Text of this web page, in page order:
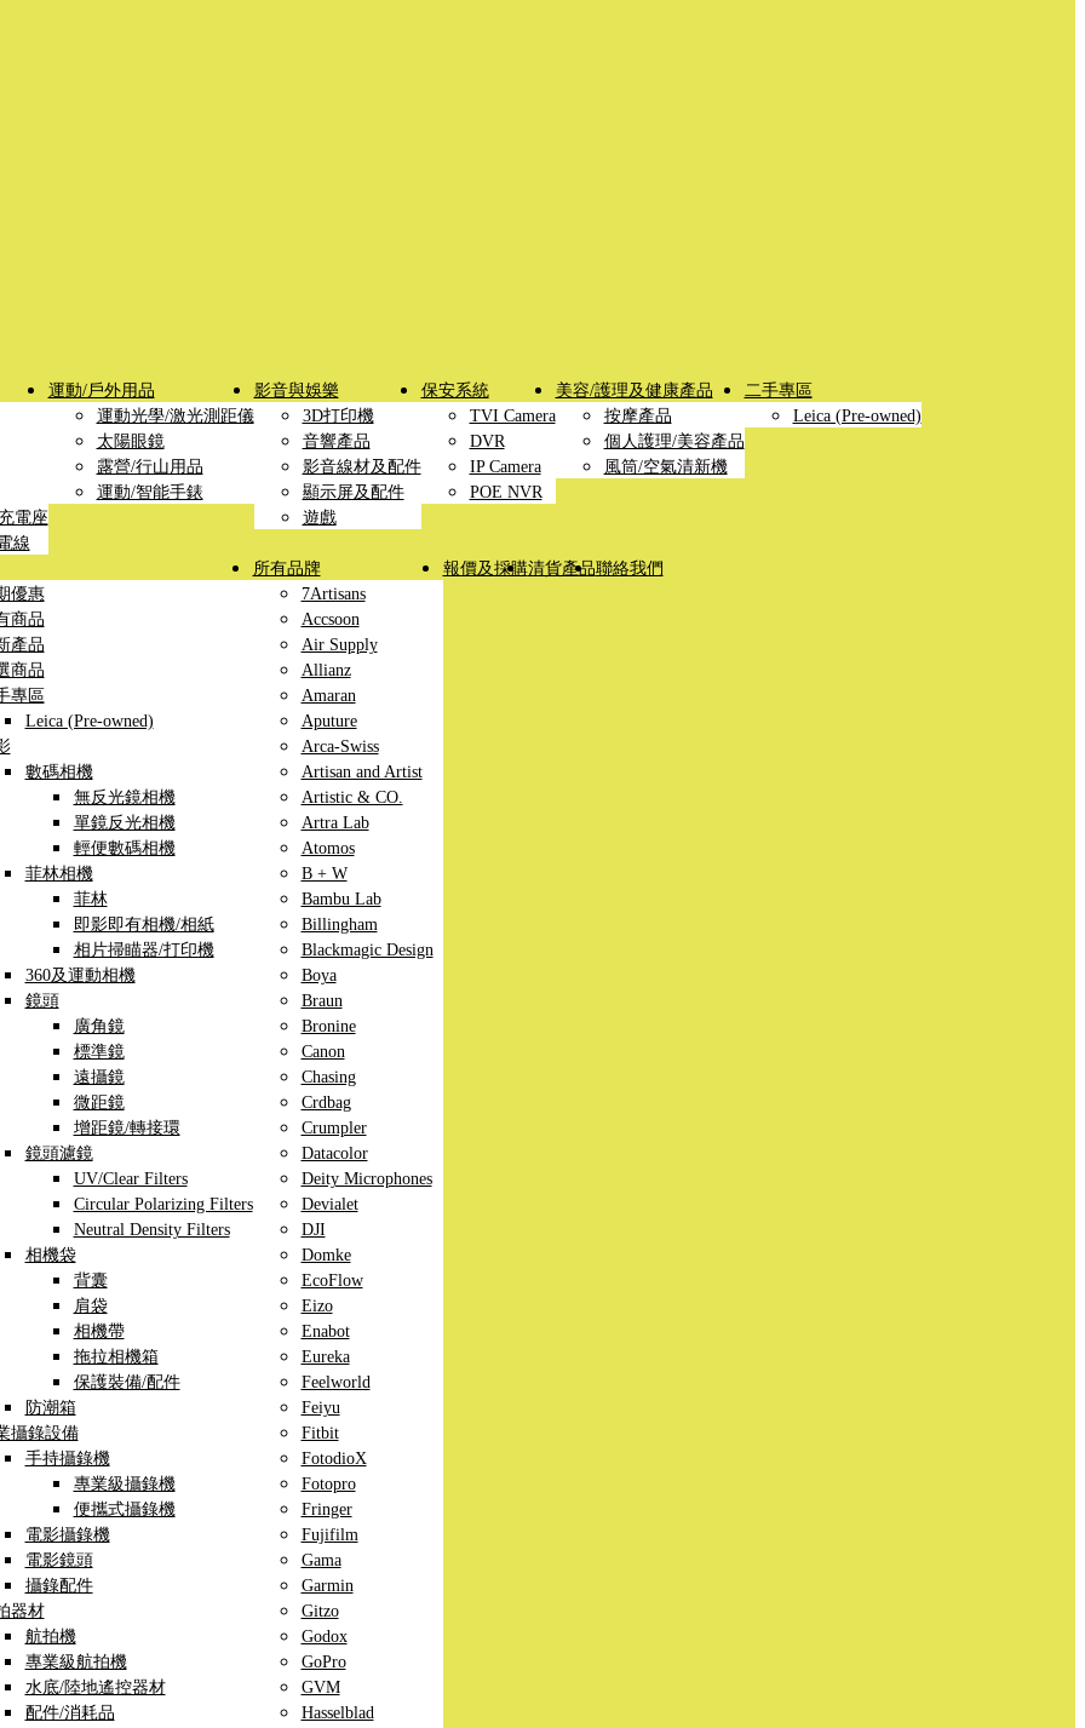
電座
線
運動/戶外用品
運動光學/激光測距儀
太陽眼鏡
露營/行山用品
運動/智能手錶
影音與娛樂
3D打印機
音響產品
影音線材及配件
顯示屏及配件
遊戲
保安系統
TVI Camera
DVR
IP Camera
POE NVR
美容/護理及健康產品
按摩產品
個人護理/美容產品
風筒/空氣清新機
二手專區
Leica (Pre-owned)
優惠
商品
產品
商品
專區
Leica (Pre-owned)
數碼相機
無反光鏡相機
單鏡反光相機
輕便數碼相機
菲林相機
菲林
即影即有相機/相紙
相片掃瞄器/打印機
360及運動相機
鏡頭
廣角鏡
標準鏡
遠攝鏡
微距鏡
增距鏡/轉接環
鏡頭濾鏡
UV/Clear Filters
Circular Polarizing Filters
Neutral Density Filters
相機袋
背囊
肩袋
相機帶
拖拉相機箱
保護裝備/配件
防潮箱
攝錄設備
手持攝錄機
專業級攝錄機
便攜式攝錄機
電影攝錄機
電影鏡頭
攝錄配件
器材
航拍機
專業級航拍機
水底/陸地遙控器材
配件/消耗品
所有品牌
7Artisans
Accsoon
Air Supply
Allianz
Amaran
Aputure
Arca-Swiss
Artisan and Artist
Artistic & CO.
Artra Lab
Atomos
B + W
Bambu Lab
Billingham
Blackmagic Design
Boya
Braun
Bronine
Canon
Chasing
Crdbag
Crumpler
Datacolor
Deity Microphones
Devialet
DJI
Domke
EcoFlow
Eizo
Enabot
Eureka
Feelworld
Feiyu
Fitbit
FotodioX
Fotopro
Fringer
Fujifilm
Gama
Garmin
Gitzo
Godox
GoPro
GVM
Hasselblad
報價及採購清貨產品聯絡我們